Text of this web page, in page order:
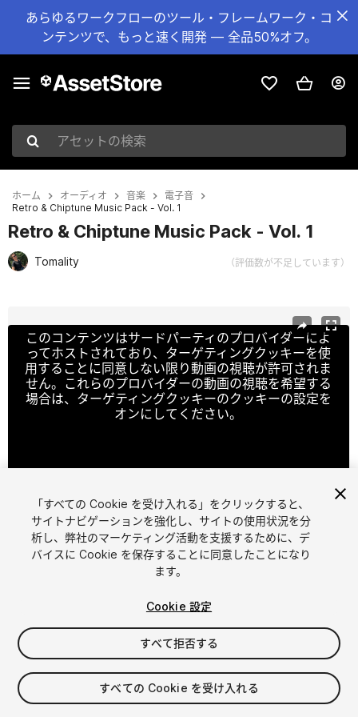
あらゆるワークフローのツール・フレームワーク・コ
ンテンツで、もっと速く開発 — 全品50%オフ。
アセットの検索
ホーム オーディオ 音楽
電子音
Retro & Chiptune Music Pack - Vol. 1
Retro & Chiptune Music Pack - Vol. 1
Tomality （評価数が不足しています）
このコンテンツはサードパーティのプロバイダーによ
ってホストされており、ターゲティングクッキーを使
用することに同意しない限り動画の視聴が許可されま
せん。これらのプロバイダーの動画の視聴を希望する
場合は、ターゲティングクッキーのクッキーの設定を
オンにしてください。
1 /2
$15
消費税は決済時に計算されます
「すべての Cookie を受け入れる」をクリックすると、
サイトナビゲーションを強化し、サイトの使用状況を分
析し、弊社のマーケティング活動を支援するために、デ
バイスに Cookie を保存することに同意したことになり
ます。
Cookie 設定
すべて拒否する
すべての Cookie を受け入れる